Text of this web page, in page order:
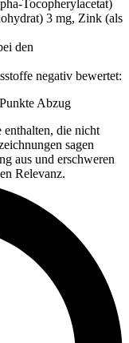
Tocopherylacetat)
3 mg, Zink (als
den
negativ bewertet:
Abzug
enthalten, die nicht
sagen
aus und erschweren
Relevanz.